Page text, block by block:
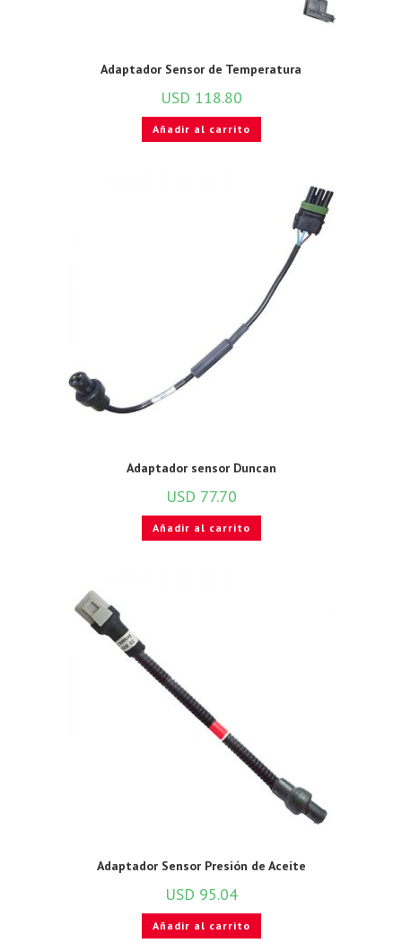
Adaptador Sensor de Temperatura
USD 118.80
Añadir al carrito
Adaptador sensor Duncan
USD 77.70
Añadir al carrito
Adaptador Sensor Presión de Aceite
USD 95.04
Añadir al carrito